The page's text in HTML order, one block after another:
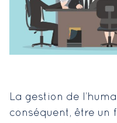
La gestion de
conséquent, être un